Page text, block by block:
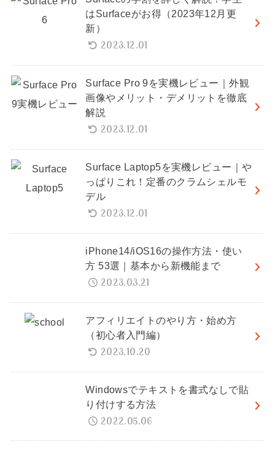
はSurfaceがお得（2023年12月更
新）
2023.12.01
Surface Pro 9を実機レビュー｜外観
画像やメリット・デメリットを徹底
解説
2023.12.01
Surface Laptop5を実機レビュー｜や
っぱりこれ！定番のクラムシェルモ
デル
2023.12.01
iPhone14/iOS16の操作方法・使い
方 53選｜基本から新機能まで
2023.03.21
アフィリエイトのやり方・始め方
（初心者入門編）
2023.10.20
Windowsでテキストを書式なしで貼
り付けする方法
2022.05.06